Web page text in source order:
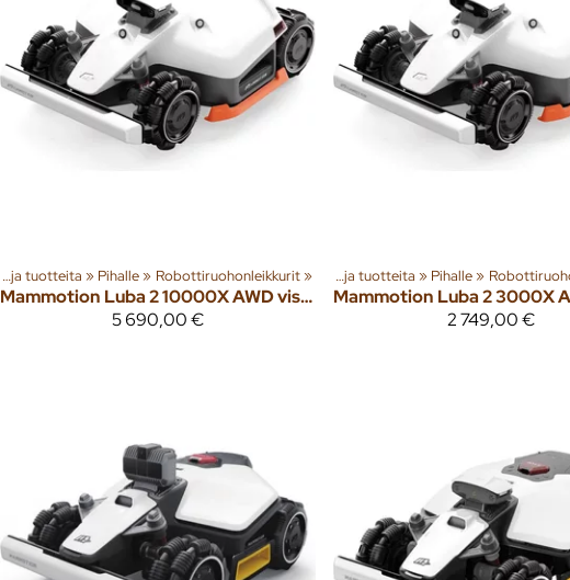
Tuoteryhmiä ja tuotteita ‪» Pihalle‪» Robottiruohonleikkurit‪»
Mammotion
Luba 2 10000X AWD vision & RTK robottiruohonleikkuri
5 690,00 €
Tuoteryhmiä ja tuotteita ‪» Pihalle‪»
Mammotion
2 749,00 €